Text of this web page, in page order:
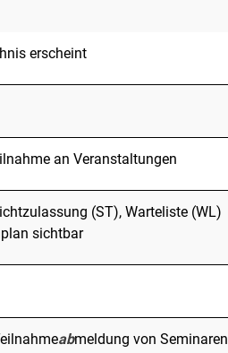
erscheint
an Veranstaltungen
(ST), Warteliste (WL)
sichtbar
abmeldung von Seminaren